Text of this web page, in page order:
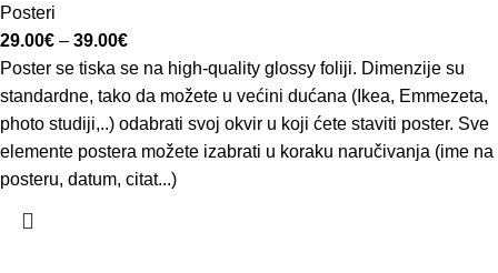
Posteri
29.00€ – 39.00€
Poster se tiska se na high-quality glossy foliji. Dimenzije su
standardne, tako da možete u većini dućana (Ikea, Emmezeta,
photo studiji,..) odabrati svoj okvir u koji ćete staviti poster. Sve
elemente postera možete izabrati u koraku naručivanja (ime na
posteru, datum, citat...)